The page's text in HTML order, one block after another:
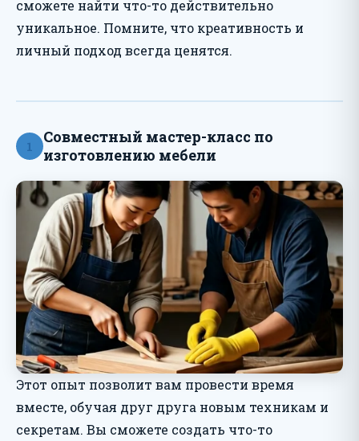
сможете найти что-то действительно
уникальное. Помните, что креативность и
личный подход всегда ценятся.
1
Совместный мастер-класс по
изготовлению мебели
Этот опыт позволит вам провести время
вместе, обучая друг друга новым техникам и
секретам. Вы сможете создать что-то